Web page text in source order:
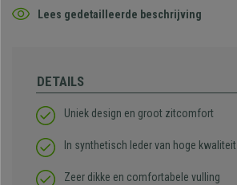
Lees gedetailleerde beschrijving
DETAILS
Uniek design en groot zitcomfort
In synthetisch leder van hoge kwaliteit
Zeer dikke en comfortabele vulling